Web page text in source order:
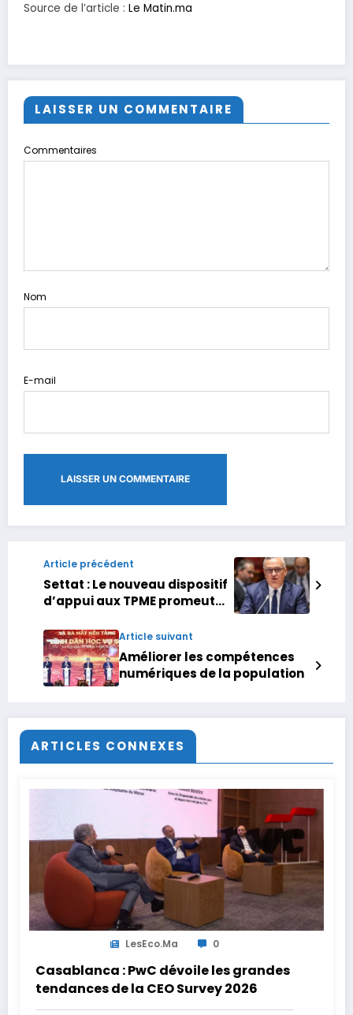
Source de l’article : Le Matin.ma
LAISSER UN COMMENTAIRE
Commentaires
Nom
E-mail
Article précédent
Settat : Le nouveau dispositif
d’appui aux TPME promeut
(Ministre)
Article suivant
Améliorer les compétences
numériques de la population
ARTICLES CONNEXES
LesEco.ma 0
Casablanca : PwC dévoile les grandes
tendances de la CEO Survey 2026